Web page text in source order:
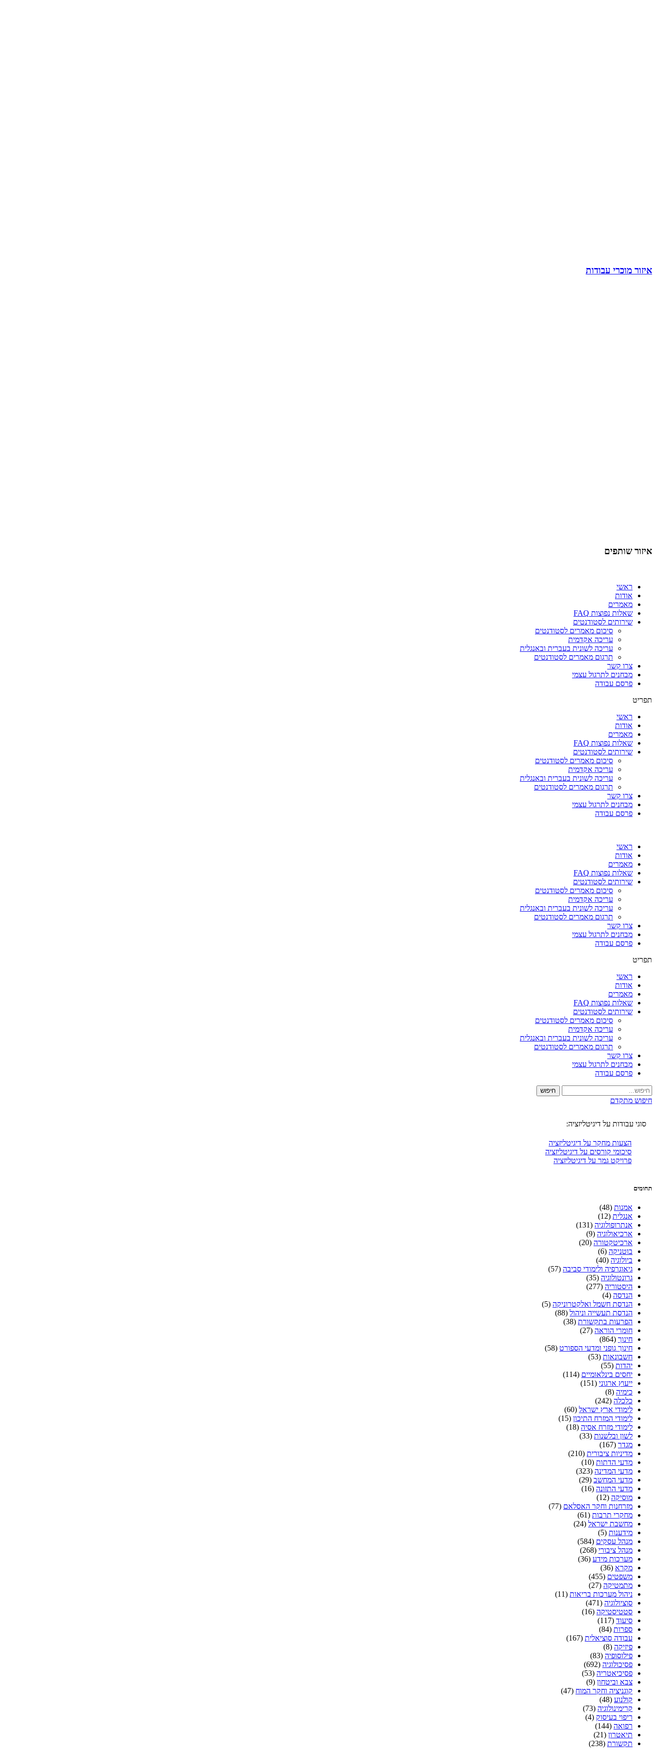
איזור מוכרי עבודות
איזור שותפים
ראשי
אודות
מאמרים
שאלות נפוצות FAQ
שירותים לסטודנטים
סיכום מאמרים לסטודנטים
עריכה אקדמית
עריכה לשונית בעברית ובאנגלית
תרגום מאמרים לסטודנטים
צרו קשר
מבחנים לתרגול עצמי
פרסם עבודה
תפריט
ראשי
אודות
מאמרים
שאלות נפוצות FAQ
שירותים לסטודנטים
סיכום מאמרים לסטודנטים
עריכה אקדמית
עריכה לשונית בעברית ובאנגלית
תרגום מאמרים לסטודנטים
צרו קשר
מבחנים לתרגול עצמי
פרסם עבודה
ראשי
אודות
מאמרים
שאלות נפוצות FAQ
שירותים לסטודנטים
סיכום מאמרים לסטודנטים
עריכה אקדמית
עריכה לשונית בעברית ובאנגלית
תרגום מאמרים לסטודנטים
צרו קשר
מבחנים לתרגול עצמי
פרסם עבודה
תפריט
ראשי
אודות
מאמרים
שאלות נפוצות FAQ
שירותים לסטודנטים
סיכום מאמרים לסטודנטים
עריכה אקדמית
עריכה לשונית בעברית ובאנגלית
תרגום מאמרים לסטודנטים
צרו קשר
מבחנים לתרגול עצמי
פרסם עבודה
חיפוש
חיפוש מתקדם
סוגי עבודות על דיגיטליזציה:
הצעות מחקר על דיגיטליזציה
סיכומי קורסים על דיגיטליזציה
פרויקט גמר על דיגיטליזציה
תחומים
אמנות (48)
אנגלית (12)
אנתרופולוגיה (131)
ארכיאולוגיה (9)
ארכיטקטורה (20)
בוטניקה (6)
ביולוגיה (40)
גיאוגרפיה ולימודי סביבה (57)
גרונטולוגיה (35)
היסטוריה (277)
הנדסה (4)
הנדסת חשמל ואלקטרוניקה (5)
הנדסת תעשייה וניהול (88)
הפרעות בתקשורת (38)
חומרי הוראה (27)
חינוך (864)
חינוך גופני ומדעי הספורט (58)
חשבונאות (53)
יהדות (55)
יחסים בינלאומיים (114)
ייעוץ ארגוני (151)
כימיה (8)
כלכלה (242)
לימודי ארץ ישראל (60)
לימודי המזרח התיכון (15)
לימודי מזרח אסיה (18)
לשון ובלשנות (33)
מגדר (167)
מדיניות ציבורית (210)
מדעי הדתות (10)
מדעי המדינה (323)
מדעי המחשב (29)
מדעי התזונה (16)
מוסיקה (12)
מזרחנות וחקר האסלאם (77)
מחקרי תרבות (61)
מחשבת ישראל (24)
מידענות (5)
מנהל עסקים (584)
מנהל ציבורי (268)
מערכות מידע (36)
מקרא (36)
משפטים (455)
מתמטיקה (27)
ניהול מערכות בריאות (11)
סוציולוגיה (471)
סטטיסטיקה (16)
סיעוד (117)
ספרות (84)
עבודה סוציאלית (167)
פיזיקה (8)
פילוסופיה (83)
פסיכולוגיה (692)
פסיכיאטריה (53)
צבא וביטחון (9)
קוגניציה וחקר המוח (47)
קולנוע (48)
קרימינולוגיה (73)
ריפוי בעיסוק (4)
רפואה (144)
תיאטרון (21)
תקשורת (238)